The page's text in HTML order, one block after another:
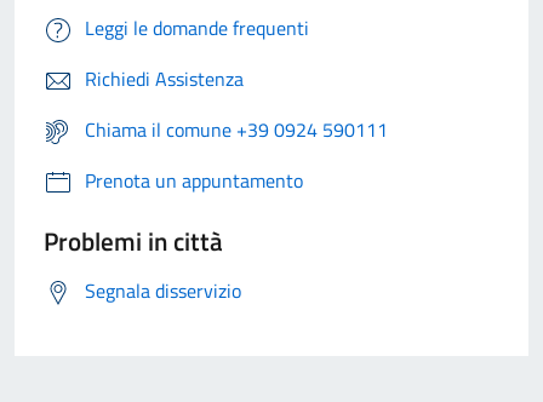
Leggi le domande frequenti
Richiedi Assistenza
Chiama il comune +39 0924 590111
Prenota un appuntamento
Problemi in città
Segnala disservizio